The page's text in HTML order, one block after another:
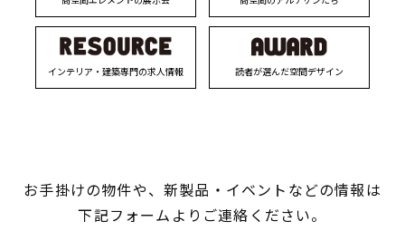
インテリア・建築専門の求人情報 読者が選んだ空間デザイン
お手掛けの物件や、新製品・イベントなどの情報は
下記フォームよりご連絡ください。